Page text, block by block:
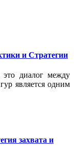
и Стратегии
диалог между
является одним
захвата и